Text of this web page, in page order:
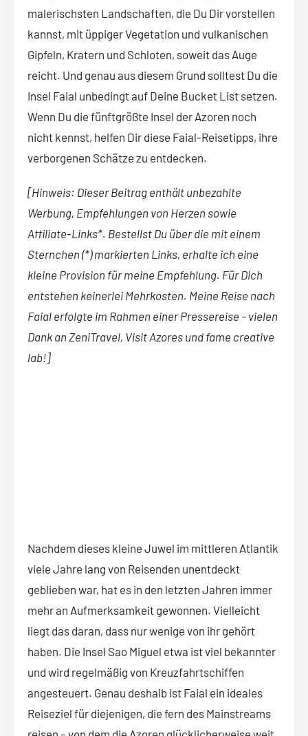
malerischsten Landschaften, die Du Dir vorstellen
kannst, mit üppiger Vegetation und vulkanischen
Gipfeln, Kratern und Schloten, soweit das Auge
reicht. Und genau aus diesem Grund solltest Du die
Insel Faial unbedingt auf Deine Bucket List setzen.
Wenn Du die fünftgrößte Insel der Azoren noch
nicht kennst, helfen Dir diese Faial-Reisetipps, ihre
verborgenen Schätze zu entdecken.
[Hinweis: Dieser Beitrag enthält unbezahlte
Werbung, Empfehlungen von Herzen sowie
Affiliate-Links*. Bestellst Du über die mit einem
Sternchen (*) markierten Links, erhalte ich eine
kleine Provision für meine Empfehlung. Für Dich
entstehen keinerlei Mehrkosten. Meine Reise nach
Faial erfolgte im Rahmen einer Pressereise – vielen
Dank an ZeniTravel, Visit Azores und fame creative
lab!]
Nachdem dieses kleine Juwel im mittleren Atlantik
viele Jahre lang von Reisenden unentdeckt
geblieben war, hat es in den letzten Jahren immer
mehr an Aufmerksamkeit gewonnen. Vielleicht
liegt das daran, dass nur wenige von ihr gehört
haben. Die Insel Sao Miguel etwa ist viel bekannter
und wird regelmäßig von Kreuzfahrtschiffen
angesteuert. Genau deshalb ist Faial ein ideales
Reiseziel für diejenigen, die fern des Mainstreams